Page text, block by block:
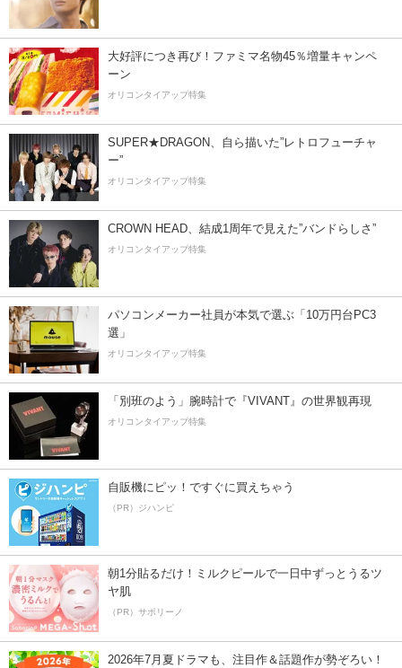
大好評につき再び！ファミマ名物45％増量キャンペ
ーン
オリコンタイアップ特集
SUPER★DRAGON、自ら描いた”レトロフューチャ
ー”
オリコンタイアップ特集
CROWN HEAD、結成1周年で見えた”バンドらしさ”
オリコンタイアップ特集
パソコンメーカー社員が本気で選ぶ「10万円台PC3
選」
オリコンタイアップ特集
「別班のよう」腕時計で『VIVANT』の世界観再現
オリコンタイアップ特集
自販機にピッ！ですぐに買えちゃう
（PR）ジハンピ
朝1分貼るだけ！ミルクピールで一日中ずっとうるツ
ヤ肌
（PR）サボリーノ
2026年7月夏ドラマも、注目作＆話題作が勢ぞろい！